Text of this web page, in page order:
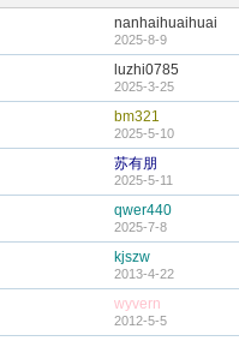
nanhaihuaihuai
2025-8-9
luzhi0785
2025-3-25
bm321
2025-5-10
苏有朋
2025-5-11
qwer440
2025-7-8
kjszw
2013-4-22
wyvern
2012-5-5